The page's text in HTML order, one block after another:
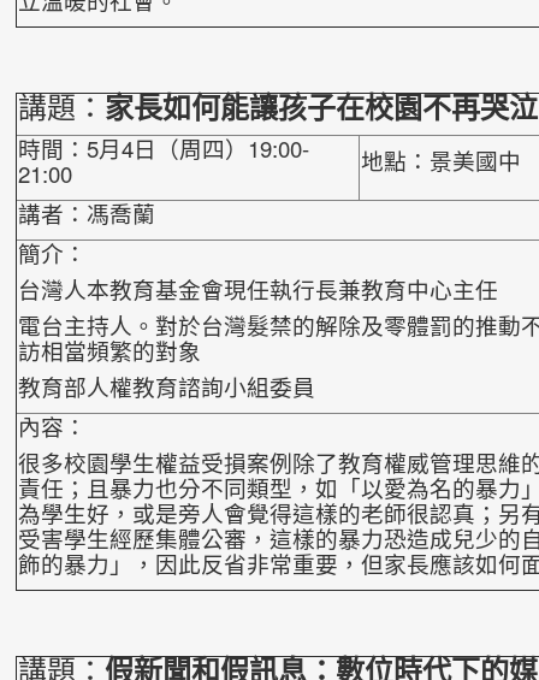
講題：家長如何能讓孩子在校園不再哭
時間：5月4日（周四）19:00-
21:00
地點：景美國中
講者：馮喬蘭
簡介：
台灣人本教育基金會現任執行長兼教育中心主任
電台主持人。對於台灣髮禁的解除及零體罰的推動
訪相當頻繁的對象
教育部人權教育諮詢小組委員
內容：
很多校園學生權益受損案例除了教育權威管理思維
責任；且暴力也分不同類型，如「以愛為名的暴力
為學生好，或是旁人會覺得這樣的老師很認真； 另
受害學生經歷集體公審，這樣的暴力恐造成兒少的
飾的暴力」，因此反省非常重要，但家長應該如何
講題：假新聞和假訊息：數位時代下的